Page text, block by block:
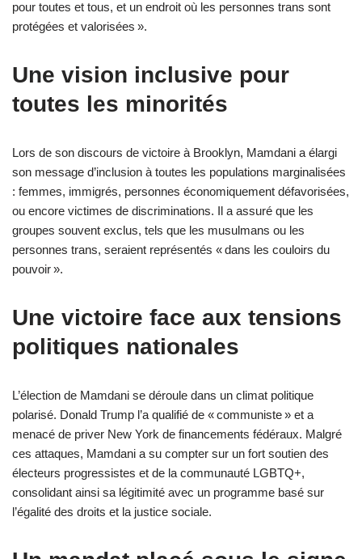
pour toutes et tous, et un endroit où les personnes trans sont
protégées et valorisées ».
Une vision inclusive pour
toutes les minorités
Lors de son discours de victoire à Brooklyn, Mamdani a élargi
son message d’inclusion à toutes les populations marginalisées
: femmes, immigrés, personnes économiquement défavorisées,
ou encore victimes de discriminations. Il a assuré que les
groupes souvent exclus, tels que les musulmans ou les
personnes trans, seraient représentés « dans les couloirs du
pouvoir ».
Une victoire face aux tensions
politiques nationales
L’élection de Mamdani se déroule dans un climat politique
polarisé. Donald Trump l’a qualifié de « communiste » et a
menacé de priver New York de financements fédéraux. Malgré
ces attaques, Mamdani a su compter sur un fort soutien des
électeurs progressistes et de la communauté LGBTQ+,
consolidant ainsi sa légitimité avec un programme basé sur
l’égalité des droits et la justice sociale.